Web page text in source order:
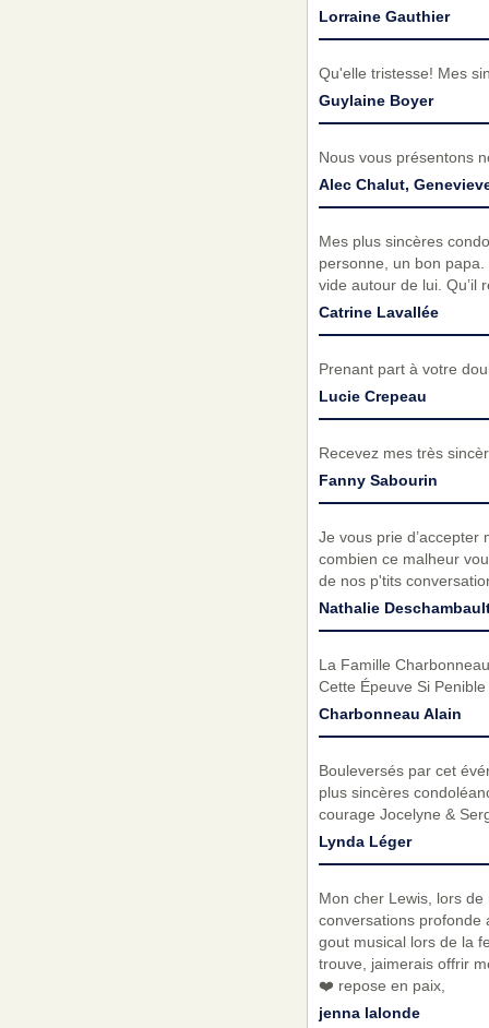
Lorraine Gauthier
Qu'elle tristesse! Mes
Guylaine Boyer
Nous vous présentons
Alec Chalut,
Mes plus sincères
personne, un bon
vide autour de lui. Qu’il
Catrine Lavallée
Prenant part à votre
Lucie Crepeau
Recevez mes très
Fanny Sabourin
Je vous prie
combien ce malheur
de nos p'tits
Nathalie
La Famille
Cette Épeuve Si Penible
Charbonneau Alain
Bouleversés par cet
plus sincères
courage Jocelyne &
Lynda Léger
Mon cher Lewis, lors
conversations profonde
gout musical lors de la
trouve, jaimerais offrir
❤️ repose en paix,
jenna lalonde